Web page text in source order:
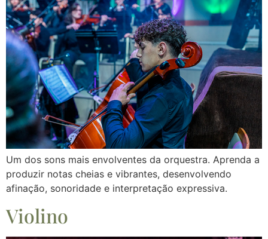
Um dos sons mais envolventes da orquestra. Aprenda a
produzir notas cheias e vibrantes, desenvolvendo
afinação, sonoridade e interpretação expressiva.
Violino